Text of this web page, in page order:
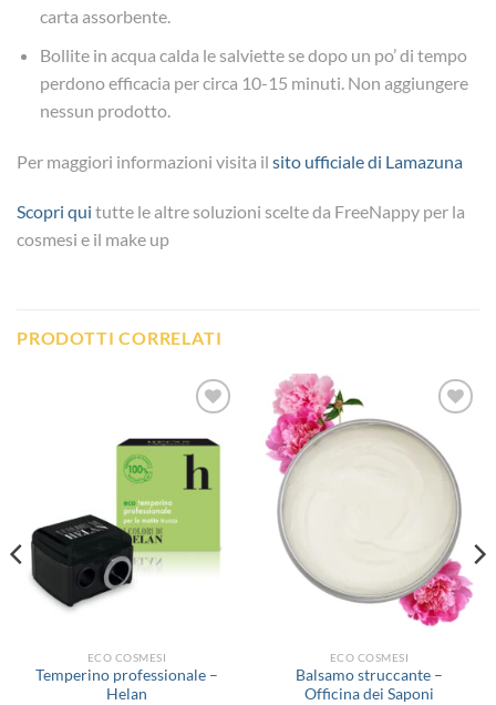
carta assorbente.
Bollite in acqua calda le salviette se dopo un po’ di tempo
perdono efficacia per circa 10-15 minuti. Non aggiungere
nessun prodotto.
Per maggiori informazioni visita il sito ufficiale di Lamazuna
Scopri qui tutte le altre soluzioni scelte da FreeNappy per la
cosmesi e il make up
PRODOTTI CORRELATI
alla lista
dei
desideri
ECO COSMESI
Temperino professionale –
Helan
Aggiungi
alla lista
dei
desideri
ECO COSMESI
Balsamo struccante –
Officina dei Saponi